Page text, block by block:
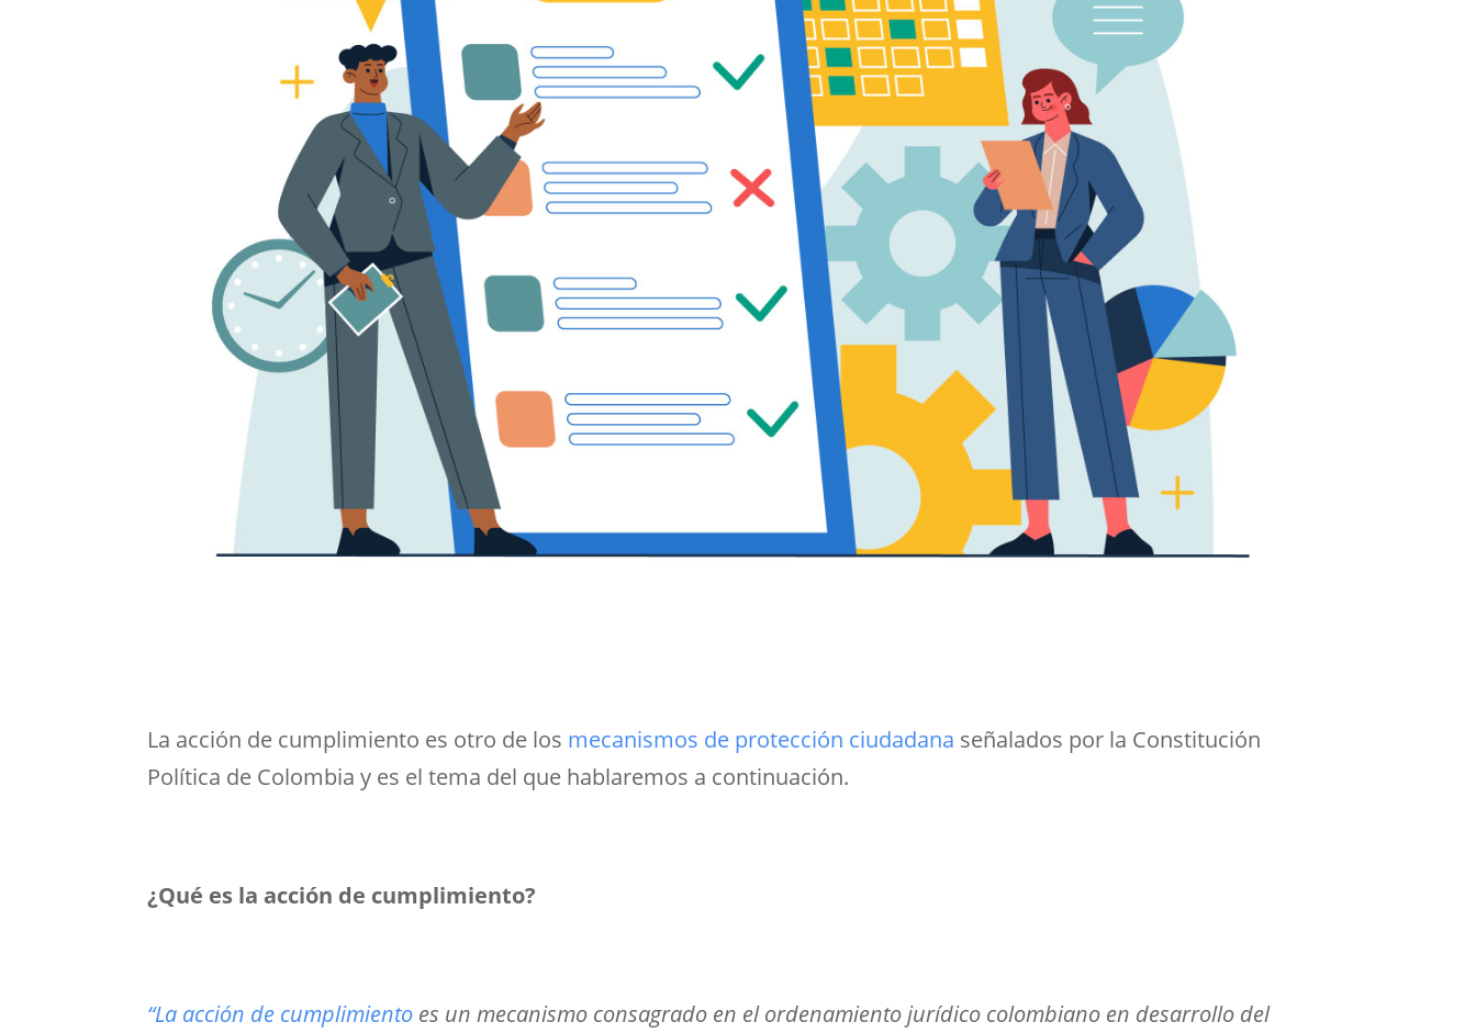
La acción de cumplimiento es otro de los mecanismos de protección ciudadana señalados por la Constitución
Política de Colombia y es el tema del que hablaremos a continuación.
¿Qué es la acción de cumplimiento?
“La acción de cumplimiento es un mecanismo consagrado en el ordenamiento jurídico colombiano en desarrollo del